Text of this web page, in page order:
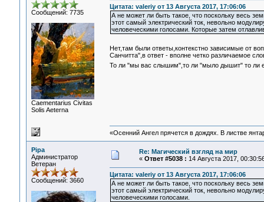
Сообщений: 7735
Сaementarius Civitas
Solis Aeterna
Цитата: valeriy от 13 Августа 2017, 17:06:06
А не может ли быть такое, что поскольку весь
этот самый электрический ток, невольно
человеческими голосами. Которые затем
Нет,там были ответы,контекстно зависимые от
Санчитта",в ответ - вполне четко различаемое
То ли "мы вас слышим",то ли "мыло дышит" то ли
«Осенний Ангел прячется в дождях. В листве
Pipa
Администратор
Ветеран
Сообщений: 3660
Re: Магический взгляд на мир
« Ответ #5038 : 14 Августа 2017,
Цитата: valeriy от 13 Августа 2017, 17:06:06
А не может ли быть такое, что поскольку весь
этот самый электрический ток, невольно
человеческими голосами.